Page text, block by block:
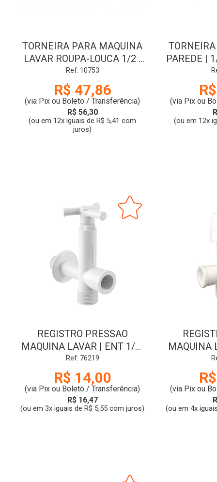
TORNEIRA PARA MAQUINA
LAVAR ROUPA-LOUCA 1/2 |
1/4 VOLTA | CROMADA |
BLUKIT
Ref: 10753
R$ 47,86
(via Pix ou Boleto / Transferência)
R$ 56,30
(ou em 12x iguais de R$ 5,41 com
juros)
PAREDE |
(via Pix ou
(ou em 12x
REGISTRO PRESSAO
MAQUINA LAVAR | ENT 1/2-
SAIDA 3/4 | BRANCO | DUDA
Ref: 76219
R$ 14,00
(via Pix ou Boleto / Transferência)
R$ 16,47
(ou em 3x iguais de R$ 5,55 com juros)
MAQUINA
ENT
(via Pix ou
(ou em 4x